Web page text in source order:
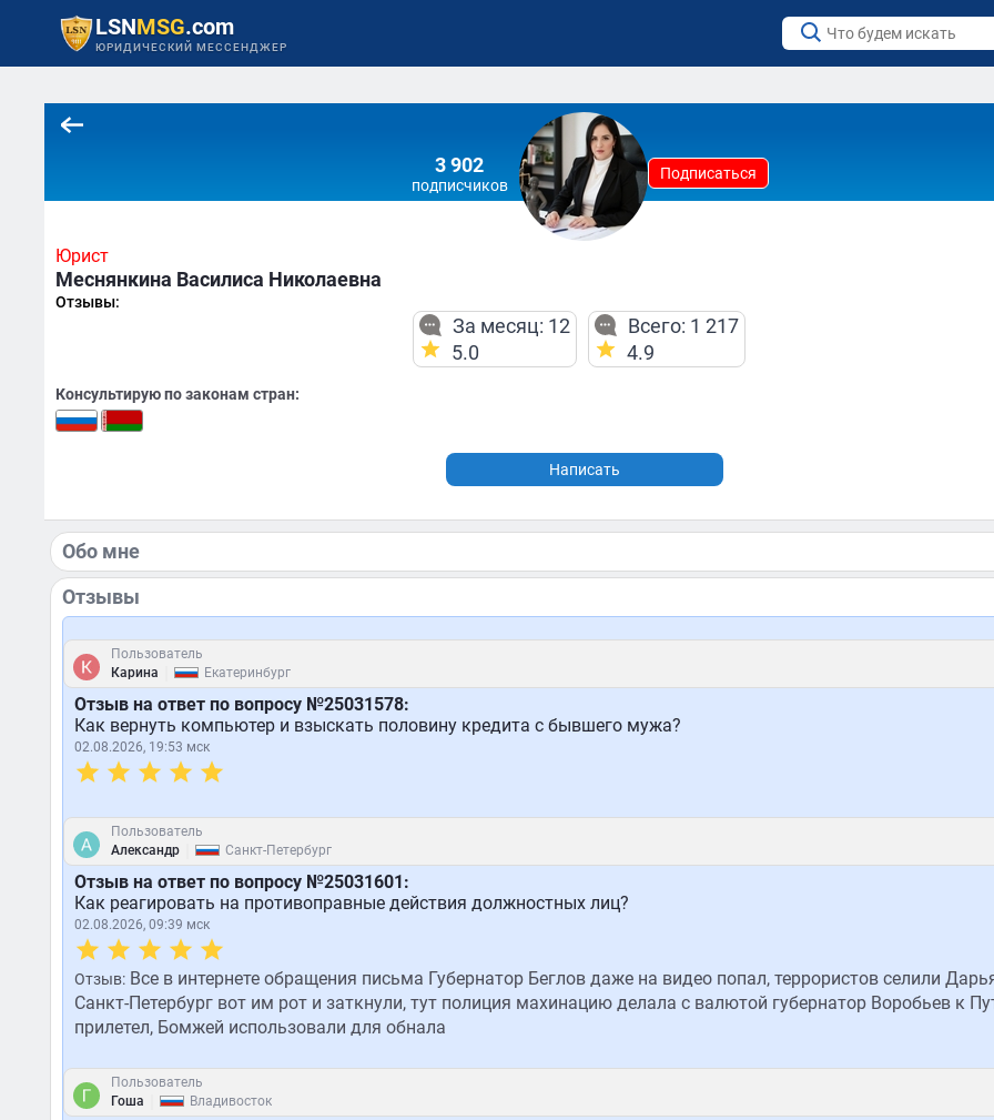
LSNMSG.com
ЮРИДИЧЕСКИЙ МЕССЕНДЖЕР
3 902
подписчиков
Подписаться
Юрист
Меснянкина Василиса Николаевна
Отзывы:
За месяц: 12
5.0
Всего: 1 217
4.9
Консультирую по законам стран:
Написать
Обо мне
Отзывы
Пользователь
Карина
Екатеринбург
Отзыв на ответ по вопросу №25031578:
Как вернуть компьютер и взыскать половину кредита с бывшего мужа?
02.08.2026, 19:53 мск
Пользователь
Александр
Санкт-Петербург
Отзыв на ответ по вопросу №25031601:
Как реагировать на противоправные действия должностных лиц?
02.08.2026, 09:39 мск
Отзыв:Все в интернете обращения письма Губернатор Беглов даже на видео попал, террористов селили
Санкт-Петербург вот им рот и заткнули, тут полиция махинацию делала с валютой губернатор Воробьев к
прилетел, Бомжей использовали для обнала
Пользователь
Гоша
Владивосток